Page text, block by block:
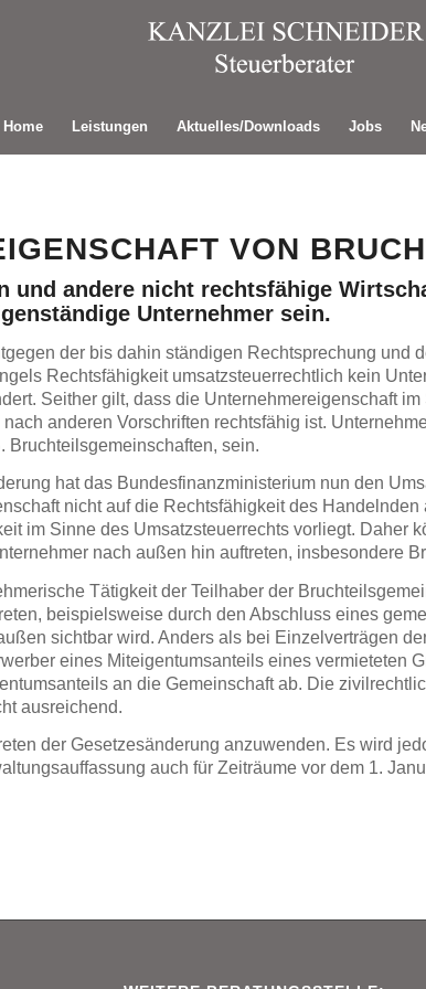
Home Leistungen Aktuelles/Downloads Jobs
VON
und andere nicht rechtsfähige
Unternehmer sein.
der bis dahin ständigen Rechtsprechung und
Rechtsfähigkeit umsatzsteuerrechtlich kein
Seither gilt, dass die Unternehmereigenschaft
anderen Vorschriften rechtsfähig ist.
Bruchteilsgemeinschaften, sein.
hat das Bundesfinanzministerium nun den
nicht auf die Rechtsfähigkeit des
im Sinne des Umsatzsteuerrechts vorliegt. Daher
nach außen hin auftreten, insbesondere
Tätigkeit der Teilhaber der
beispielsweise durch den Abschluss eines
sichtbar wird. Anders als bei Einzelverträgen
eines Miteigentumsanteils eines vermieteten
an die Gemeinschaft ab. Die
ausreichend.
der Gesetzesänderung anzuwenden. Es wird
auch für Zeiträume vor dem 1.